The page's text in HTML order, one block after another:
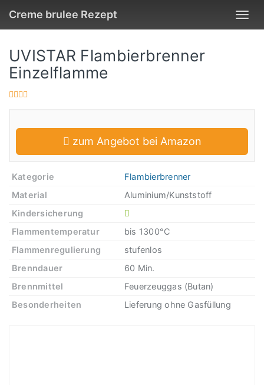
main
Creme brulee Rezept
UVISTAR Flambierbrenner
Einzelflamme
zum Angebot bei Amazon
Kategorie
Flambierbrenner
Material
Aluminium/Kunststoff
Kindersicherung
Flammentemperatur
bis 1300°C
Flammenregulierung
stufenlos
Brenndauer
60 Min.
Brennmittel
Feuerzeuggas (Butan)
Besonderheiten
Lieferung ohne Gasfüllung